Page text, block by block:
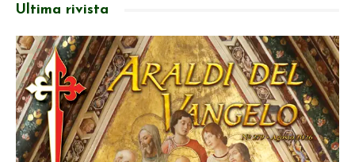
Ultima rivista